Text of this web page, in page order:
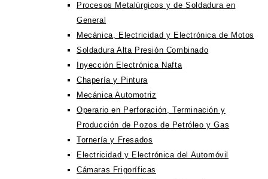
Procesos Metalúrgicos y de Soldadura en
General
Mecánica, Electricidad y Electrónica de Motos
Soldadura Alta Presión Combinado
Inyección Electrónica Nafta
Chapería y Pintura
Mecánica Automotriz
Operario en Perforación, Terminación y
Producción de Pozos de Petróleo y Gas
Tornería y Fresados
Electricidad y Electrónica del Automóvil
Cámaras Frigoríficas